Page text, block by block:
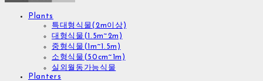
Plants
특대형식물(2m이상)
대형식물(1.5m~2m)
중형식물(1m~1.5m)
소형식물(50cm~1m)
실외월동가능식물
Planters